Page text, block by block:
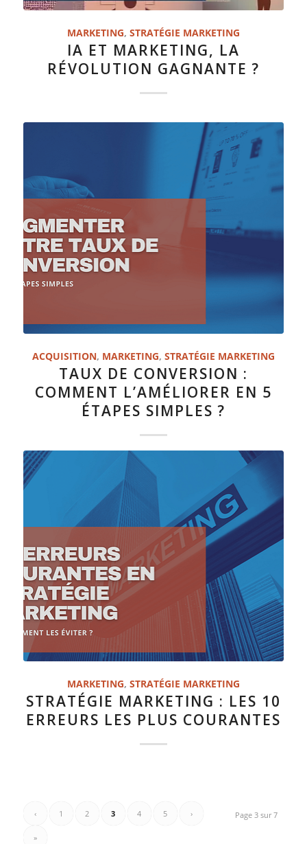
MARKETING, STRATÉGIE MARKETING
IA ET MARKETING, LA
RÉVOLUTION GAGNANTE ?
ACQUISITION, MARKETING, STRATÉGIE MARKETING
TAUX DE CONVERSION :
COMMENT L’AMÉLIORER EN 5
ÉTAPES SIMPLES ?
MARKETING, STRATÉGIE MARKETING
STRATÉGIE MARKETING : LES 10
ERREURS LES PLUS COURANTES
Page 3 sur 7
‹ 1 2 3 4 5 ›
»